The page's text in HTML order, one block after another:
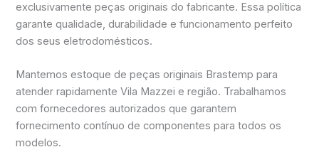
exclusivamente peças originais do fabricante. Essa política
garante qualidade, durabilidade e funcionamento perfeito
dos seus eletrodomésticos.
Mantemos estoque de peças originais Brastemp para
atender rapidamente Vila Mazzei e região. Trabalhamos
com fornecedores autorizados que garantem
fornecimento contínuo de componentes para todos os
modelos.